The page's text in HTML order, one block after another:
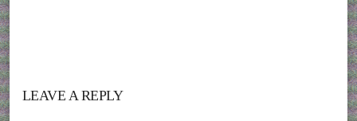
LEAVE A REPLY